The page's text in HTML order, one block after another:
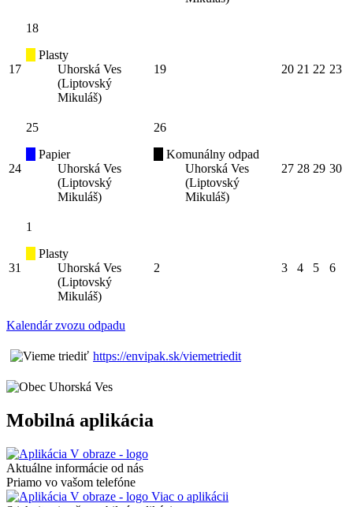
17
18
Plasty
Uhorská Ves
(Liptovský
Mikuláš)
19 20 21 22 23
24
25
Papier
Uhorská Ves
(Liptovský
Mikuláš)
26
Komunálny odpad
Uhorská Ves
(Liptovský
Mikuláš)
27 28 29 30
31
1
Plasty
Uhorská Ves
(Liptovský
Mikuláš)
2 3 4 5 6
Kalendár zvozu odpadu
https://envipak.sk/viemetriedit
Mobilná aplikácia
Aktuálne informácie od nás
Priamo vo vašom telefóne
Viac o aplikácii